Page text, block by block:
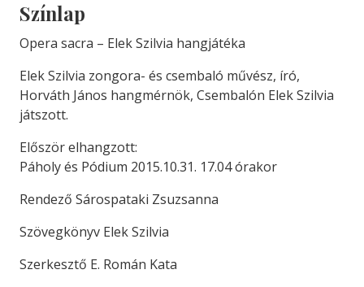
Színlap
Opera sacra – Elek Szilvia hangjátéka
Elek Szilvia zongora- és csembaló művész, író,
Horváth János hangmérnök, Csembalón Elek Szilvia
játszott.
Először elhangzott:
Páholy és Pódium 2015.10.31. 17.04 órakor
Rendező Sárospataki Zsuzsanna
Szövegkönyv Elek Szilvia
Szerkesztő E. Román Kata